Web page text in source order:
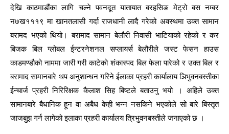
देखि काठमाडौंका लागि चल्ने पवनदूत यातायात बरहसिङ मेट्रो बस नम्बर
न७ख१११९ मा खानतलासी गर्दा राजधानी लादै गरेको अवस्थमा उक्त सामान
बरामद भएको थियो। बरामाद सामान बेलौरी निवासी भाटियाको रहेको र कर
बिजक बिल ग्लोबल ईन्टरनेशनल सप्लायर्स बेलौरीले जस्ट फेसन हाउस
काडमण्डौको नाममा जारी गरी काटेको शंकास्पद बिल फेला पारेको र उक्त बिल र
बरामाद सामानबारे थप अनुशान्धन गरिने ईलाका प्रहरी कार्यालाय ञिभुवनबस्तीका
ईन्चार्ज प्रहरी निरिरिक्षक कैलाश सिह बिष्टले बताउनु भयो । अहिले उक्त
सामानबारे बैधानिक हून वा अबैध केही भन्न नसकिने भएकोले सो बारे बिस्तृत
जाजबुझ गर्न लागेको इलाका प्रहरी कार्यालय त्रिभुवनबस्तीले जनाएको छ ।